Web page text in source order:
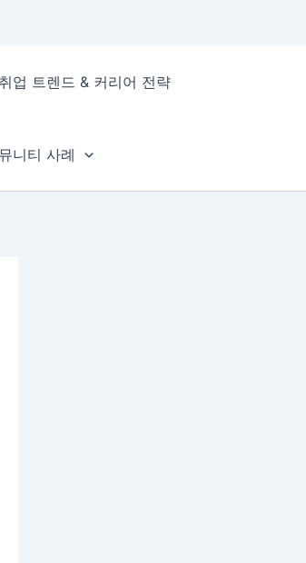
취업 트렌드 & 커리어 전략
니티 사례